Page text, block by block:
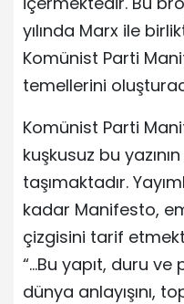
yılında Marx ile
Komünist Parti
temellerini
Komünist Parti
kuşkusuz bu
taşımaktadır.
kadar Manifesto,
çizgisini tarif
“…Bu yapıt, duru
dünya anlayışını,